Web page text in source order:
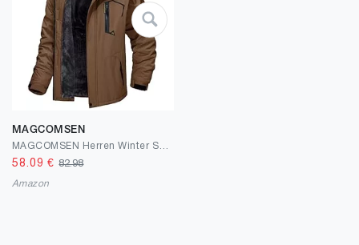
MAGCOMSEN
58.09 €82.98
Amazon